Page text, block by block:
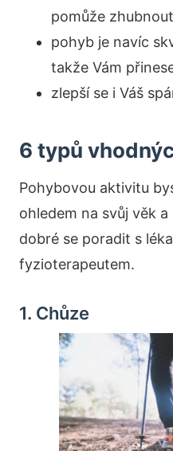
pomůže zhubnout
pohyb je navíc
takže Vám
zlepší se i Váš
6 typů
Pohybovou aktivitu
ohledem na svůj věk
dobré se poradit s
fyzioterapeutem.
1. Chůze